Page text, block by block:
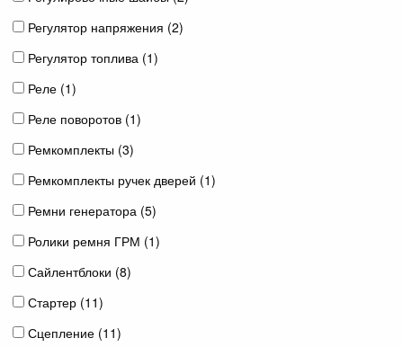
Регулятор напряжения (2)
Регулятор топлива (1)
Реле (1)
Реле поворотов (1)
Ремкомплекты (3)
Ремкомплекты ручек дверей (1)
Ремни генератора (5)
Ролики ремня ГРМ (1)
Сайлентблоки (8)
Стартер (11)
Сцепление (11)